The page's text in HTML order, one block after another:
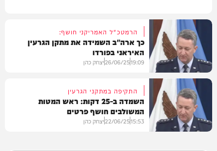
חדשות
הרמטכ"ל האמריקני חושף:
כך ארה"ב השמידה את מתקן הגרעין
האיראני בפורדו
19:09
26/06/25יצחק כהן
התקיפה במתקני הגרעין
השמדה ב-25 דקות: ראש המטות
המשולבים חושף פרטים
15:53
22/06/25יצחק כהן